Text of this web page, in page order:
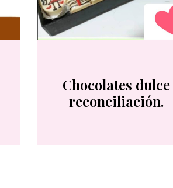
Chocolates dulce
reconciliación.